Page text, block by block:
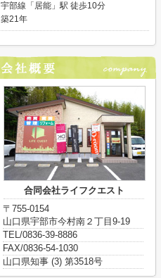
宇部線「居能」駅 徒歩10分
築21年
合同会社ライフクエスト
〒755-0154
山口県宇部市今村南２丁目9-19
TEL/0836-39-8886
FAX/0836-54-1030
山口県知事 (3) 第3518号